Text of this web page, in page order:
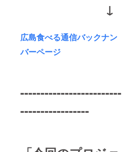
↓
広島食べる通信バックナン
バーページ
-------------------------
-----------------